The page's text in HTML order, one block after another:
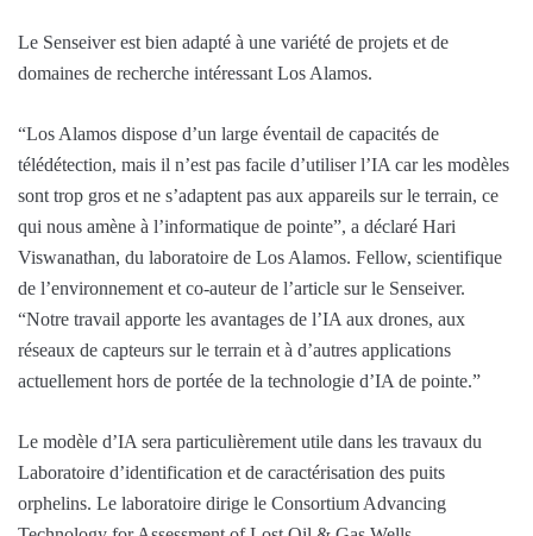
Le Senseiver est bien adapté à une variété de projets et de
domaines de recherche intéressant Los Alamos.
“Los Alamos dispose d’un large éventail de capacités de
télédétection, mais il n’est pas facile d’utiliser l’IA car les modèles
sont trop gros et ne s’adaptent pas aux appareils sur le terrain, ce
qui nous amène à l’informatique de pointe”, a déclaré Hari
Viswanathan, du laboratoire de Los Alamos. Fellow, scientifique
de l’environnement et co-auteur de l’article sur le Senseiver.
“Notre travail apporte les avantages de l’IA aux drones, aux
réseaux de capteurs sur le terrain et à d’autres applications
actuellement hors de portée de la technologie d’IA de pointe.”
Le modèle d’IA sera particulièrement utile dans les travaux du
Laboratoire d’identification et de caractérisation des puits
orphelins. Le laboratoire dirige le Consortium Advancing